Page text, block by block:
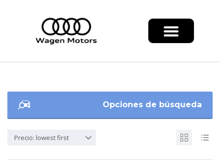
Opciones de búsqueda
Precio: lowest first